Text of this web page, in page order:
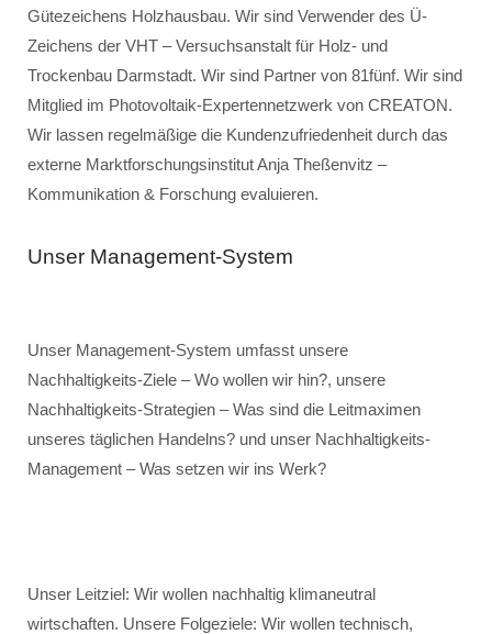
Gütezeichens Holzhausbau. Wir sind Verwender des Ü-
Zeichens der VHT – Versuchsanstalt für Holz- und
Trockenbau Darmstadt. Wir sind Partner von 81fünf. Wir sind
Mitglied im Photovoltaik-Expertennetzwerk von CREATON.
Wir lassen regelmäßige die Kundenzufriedenheit durch das
externe Marktforschungsinstitut Anja Theßenvitz –
Kommunikation & Forschung evaluieren.
Unser Management-System
Unser Management-System umfasst unsere
Nachhaltigkeits-Ziele – Wo wollen wir hin?, unsere
Nachhaltigkeits-Strategien – Was sind die Leitmaximen
unseres täglichen Handelns? und unser Nachhaltigkeits-
Management – Was setzen wir ins Werk?
Unser Leitziel: Wir wollen nachhaltig klimaneutral
wirtschaften. Unsere Folgeziele: Wir wollen technisch,